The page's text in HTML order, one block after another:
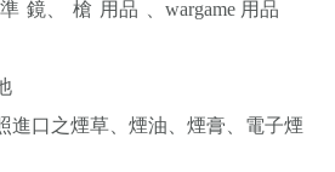
鏡、 槍 用品
、wargame 用品
進口之煙草、煙油、煙膏、電子煙